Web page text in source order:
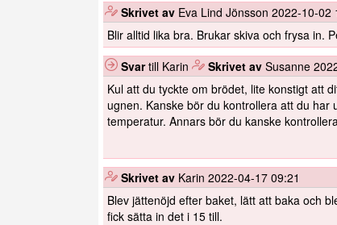
Skrivet av Eva Lind Jönsson 2022-10-02
Blir alltid lika bra. Brukar skiva och frysa in.
Svartill Karin Skrivet av Susanne
Kul att du tyckte om brödet, lite konstigt att
ugnen. Kanske bör du kontrollera att du
temperatur. Annars bör du kanske
Skrivet av Karin 2022-04-17 09:21
Blev jättenöjd efter baket, lätt att baka och
fick sätta in det i 15 till.